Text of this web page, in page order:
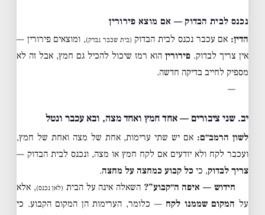
נכנס לבית הבדוק — אם מוצא פירורין
הדין: אם עכבר נכנס לבית הבדוק (בית שכבר נבדק), ומוצאים פירורין —
אין צריך לבדוק. פירורין הוא רמז שיכול להכיל גם חמץ, אבל זה לא
מספיק לחייב בדיקה חדשה.
—
יב. שני ציבורים — אחד חמץ ואחד מצה, ובא עכבר ונטל
לשון הרמב״ם: אם יש שתי ערימות, אחת של מצה ואחת של חמץ,
ועכבר לקח ולא יודעים אם לקח חמץ או מצה, ונכנס לבית הבדוק —
צריך לבדוק, כי כל קבוע כמחצה על מחצה.
חידוש — איפה ה״קבוע”? השאלה אינה על הבית (לאן נכנס), אלא
על המקום שממנו לקח — כלומר, הערימות הן המקום הקבוע. כי